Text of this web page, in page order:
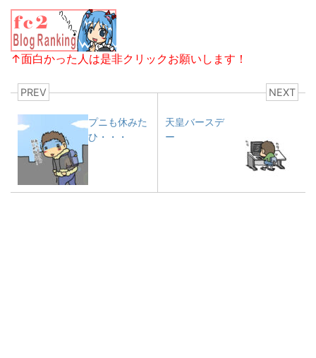
↑面白かった人は是非クリックお願いします！
PREV
プニも休みた
ひ・・・
NEXT
天皇バースデ
ー